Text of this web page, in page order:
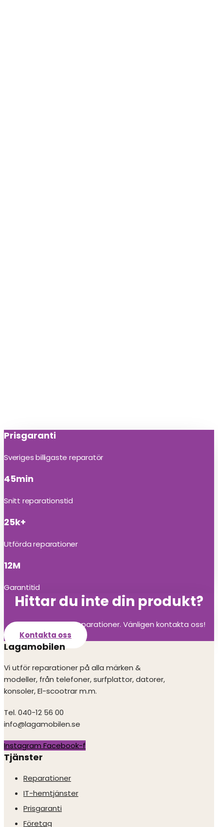
Prisgaranti
Sveriges billigaste reparatör
45min
Snitt reparationstid
25k+
Utförda reparationer
12M
Garantitid
Hittar du inte din produkt?
Vi utför alla olika reparationer. Vänligen kontakta oss!
Kontakta oss
Lagamobilen
Vi utför reparationer på alla märken &
modeller, från telefoner, surfplattor, datorer,
konsoler, El-scootrar m.m.
Tel. 040-12 56 00
info@lagamobilen.se
Instagram Facebook-f
Tjänster
Reparationer
IT-hemtjänster
Prisgaranti
Företag